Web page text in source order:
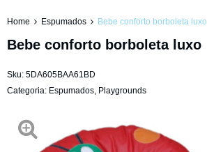
Home Espumados Bebe conforto borboleta luxo
Bebe conforto borboleta luxo
Sku: 5DA605BAA61BD
Categoria: Espumados, Playgrounds